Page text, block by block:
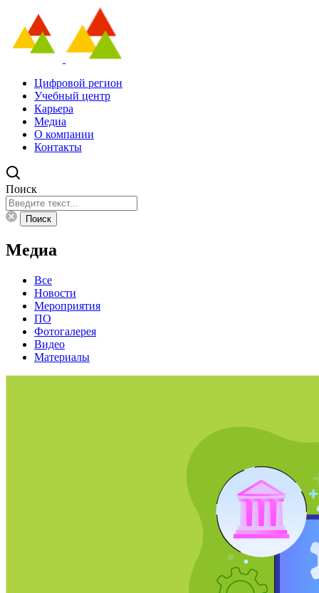
Цифровой регион
Учебный центр
Карьера
Медиа
О компании
Контакты
Поиск
Поиск
Медиа
Все
Новости
Мероприятия
ПО
Фотогалерея
Видео
Материалы